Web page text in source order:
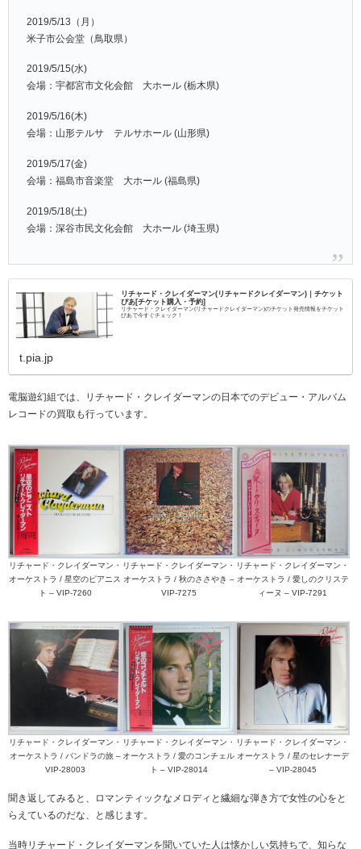
2019/5/13（月）
米子市公会堂（鳥取県）
2019/5/15(水)
会場：宇都宮市文化会館 大ホール (栃木県)
2019/5/16(木)
会場：山形テルサ テルサホール (山形県)
2019/5/17(金)
会場：福島市音楽堂 大ホール (福島県)
2019/5/18(土)
会場：深谷市民文化会館 大ホール (埼玉県)
リチャード・クレイダーマン(リチャードクレイダーマン)｜チケット
ぴあ[チケット購入・予約]
リチャード・クレイダーマン(リチャードクレイダーマン)のチケット発売情報をチケット
ぴあで今すぐチェック！
t.pia.jp
電脳遊幻組では、リチャード・クレイダーマンの日本でのデビュー・アルバム
レコードの買取も行っています。
リチャード・クレイダーマン・
オーケストラ / 星空のピアニス
ト – VIP-7260
リチャード・クレイダーマン・
オーケストラ / 秋のささやき –
VIP-7275
リチャード・クレイダーマン・
オーケストラ / 愛しのクリステ
ィーヌ – VIP-7291
リチャード・クレイダーマン・
オーケストラ / パンドラの旅 –
VIP-28003
リチャード・クレイダーマン・
オーケストラ / 愛のコンチェル
ト – VIP-28014
リチャード・クレイダーマン・
オーケストラ / 星のセレナーデ
– VIP-28045
聞き返してみると、ロマンティックなメロディと繊細な弾き方で女性の心をと
らえているのだな、と感じます。
当時リチャード・クレイダーマンを聞いていた人は懐かしい気持ちで、知らな